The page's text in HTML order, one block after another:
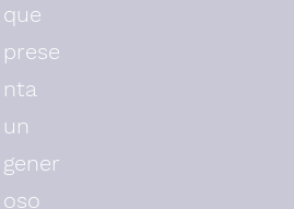
que
prese
nta
un
gener
oso